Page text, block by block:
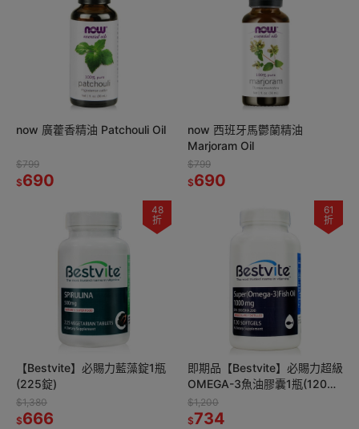
now 廣藿香精油 Patchouli Oil
$799
$690
now 西班牙馬鬱蘭精油
Marjoram Oil
$799
$690
48
折
【Bestvite】必賜力藍藻錠1瓶
(225錠)
$1,380
$666
61
折
即期品【Bestvite】必賜力超級
OMEGA-3魚油膠囊1瓶(120顆)
2027/05
$1,200
$734